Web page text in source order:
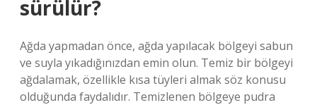
sürülür?
Ağda yapmadan önce, ağda yapılacak bölgeyi sabun
ve suyla yıkadığınızdan emin olun. Temiz bir bölgeyi
ağdalamak, özellikle kısa tüyleri almak söz konusu
olduğunda faydalıdır. Temizlenen bölgeye pudra